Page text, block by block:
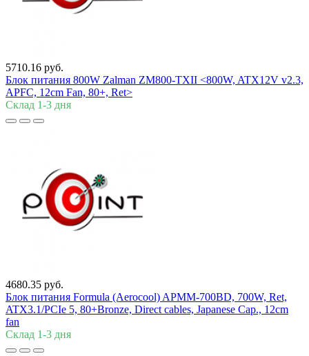
5710.16 руб.
Блок питания 800W Zalman ZM800-TXII <800W, ATX12V v2.3,
APFC, 12cm Fan, 80+, Ret>
Склад 1-3 дня
4680.35 руб.
Блок питания Formula (Aerocool) APMM-700BD, 700W, Ret,
ATX3.1/PCIe 5, 80+Bronze, Direct cables, Japanese Cap., 12cm
fan
Склад 1-3 дня